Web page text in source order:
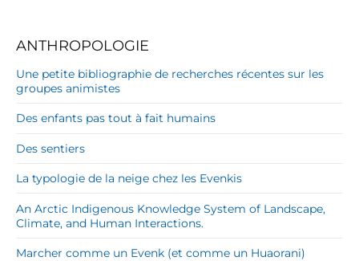
ANTHROPOLOGIE
Une petite bibliographie de recherches récentes sur les
groupes animistes
Des enfants pas tout à fait humains
Des sentiers
La typologie de la neige chez les Evenkis
An Arctic Indigenous Knowledge System of Landscape,
Climate, and Human Interactions.
Marcher comme un Evenk (et comme un Huaorani)